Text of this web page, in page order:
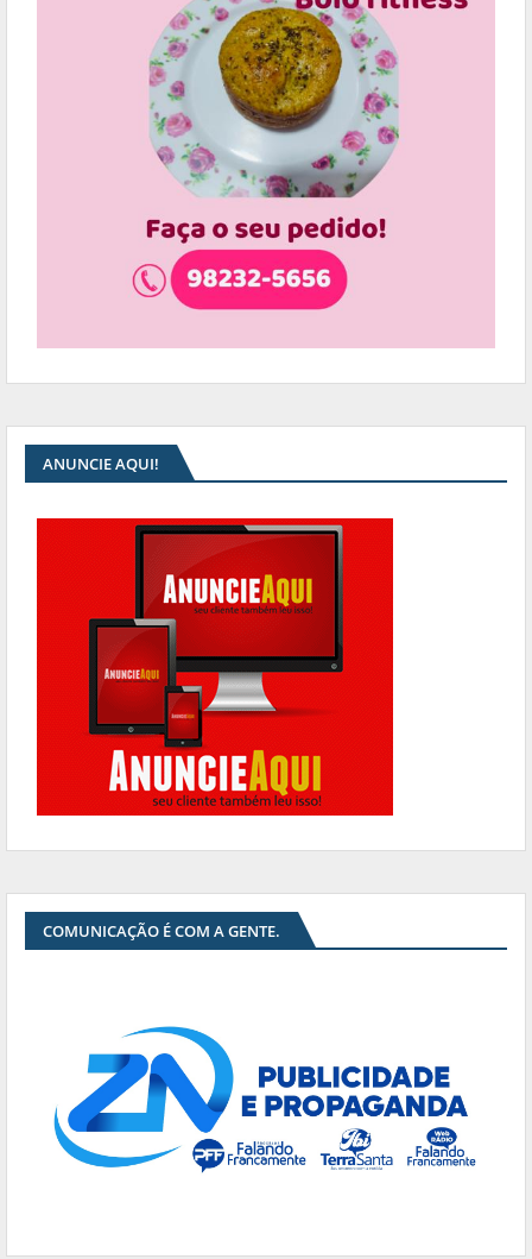
ANUNCIE AQUI!
COMUNICAÇÃO É COM A GENTE.